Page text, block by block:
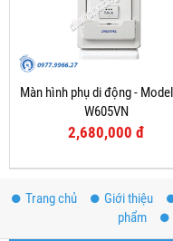
Màn hình phụ di động -
W605VN
2,680,000 đ
Trang chủ Giới thiệu
phẩm